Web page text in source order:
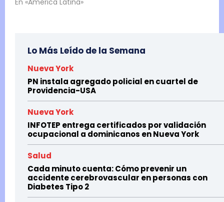
Lo Más Leído de la Semana
Nueva York
PN instala agregado policial en cuartel de
Providencia-USA
Nueva York
INFOTEP entrega certificados por validación
ocupacional a dominicanos en Nueva York
Salud
Cada minuto cuenta: Cómo prevenir un
accidente cerebrovascular en personas con
Diabetes Tipo 2